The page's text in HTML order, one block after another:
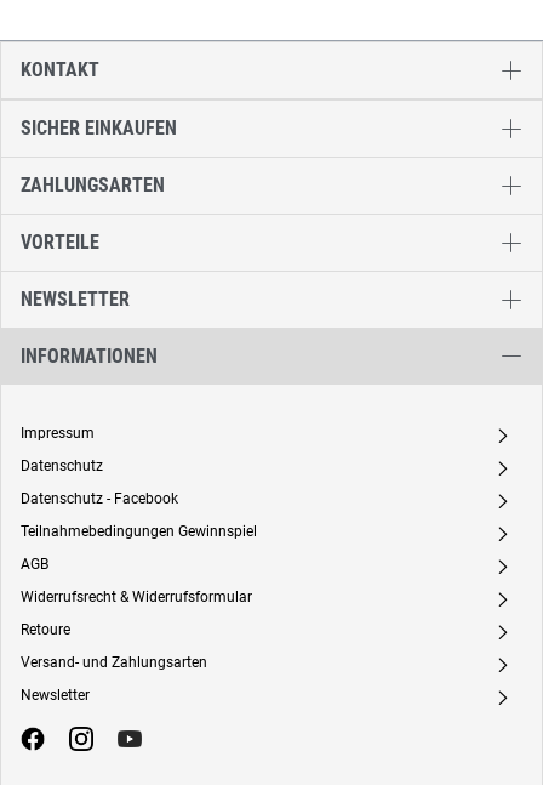
SICHER EINKAUFEN
ZAHLUNGSARTEN
VORTEILE
NEWSLETTER
INFORMATIONEN
Impressum A
Datenschutz A
Datenschutz - Facebook A
Teilnahmebedingungen Gewinnspiel A
AGB A
Widerrufsrecht & Widerrufsformular A
Retoure A
Versand- und Zahlungsarten A
Newsletter A
KONTAKT